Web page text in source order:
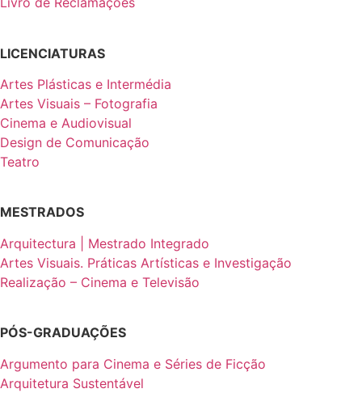
LICENCIATURAS
Artes Plásticas e Intermédia
Artes Visuais – Fotografia
Cinema e Audiovisual
Design de Comunicação
Teatro
MESTRADOS
Arquitectura | Mestrado Integrado
Artes Visuais. Práticas Artísticas e Investigação
Realização – Cinema e Televisão
PÓS-GRADUAÇÕES
Argumento para Cinema e Séries de Ficção
Arquitetura Sustentável